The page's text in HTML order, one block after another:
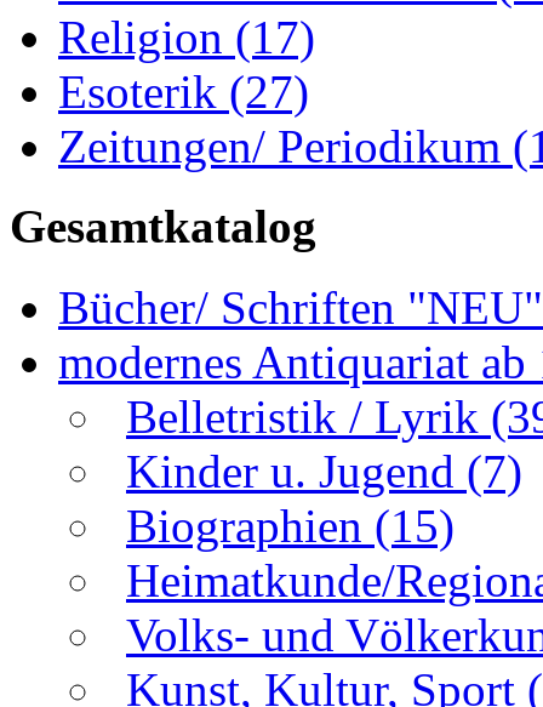
Religion (17)
Esoterik (27)
Zeitungen/ Periodikum
Gesamtkatalog
Bücher/ Schriften
modernes Antiquariat
Belletristik / Lyrik
Kinder u. Jugend (7)
Biographien (15)
Heimatkunde/
Volks- und
Kunst, Kultur, Sport